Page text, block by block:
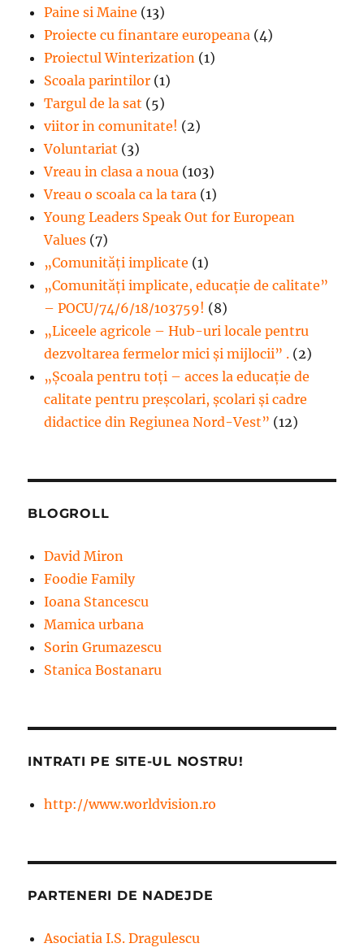
Paine si Maine (13)
Proiecte cu finantare europeana (4)
Proiectul Winterization (1)
Scoala parintilor (1)
Targul de la sat (5)
viitor in comunitate! (2)
Voluntariat (3)
Vreau in clasa a noua (103)
Vreau o scoala ca la tara (1)
Young Leaders Speak Out for European
Values (7)
„Comunități implicate (1)
„Comunități implicate, educație de calitate”
– POCU/74/6/18/103759! (8)
„Liceele agricole – Hub-uri locale pentru
dezvoltarea fermelor mici şi mijlocii” . (2)
„Școala pentru toți – acces la educație de
calitate pentru preșcolari, școlari și cadre
didactice din Regiunea Nord-Vest” (12)
BLOGROLL
David Miron
Foodie Family
Ioana Stancescu
Mamica urbana
Sorin Grumazescu
Stanica Bostanaru
INTRATI PE SITE-UL NOSTRU!
http://www.worldvision.ro
PARTENERI DE NADEJDE
Asociatia I.S. Dragulescu